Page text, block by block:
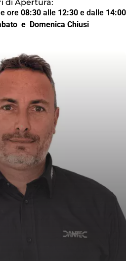
di Apertura:
ore 08:30 alle 12:30 e dalle 14:00
e Domenica Chiusi